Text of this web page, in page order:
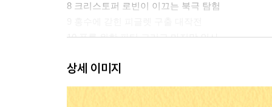
8 크리스토퍼 로빈이 이끄는 북극 탐험
10 푸를 위한 파티 그리고 마지막 인사
2권 푸 모퉁이에 있는 집
상세 이미지